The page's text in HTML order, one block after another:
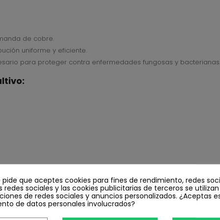
de cobre.
uniforme y eficiente.
para proteger contra enfermedades fungosas y bacterianas.
de la enfermedad y las condiciones climáticas. Siempre
que aceptes cookies para fines de rendimiento, redes
redes sociales y las cookies publicitarias de terceros se
de redes sociales y anuncios personalizados. ¿Aceptas
de datos personales involucrados?